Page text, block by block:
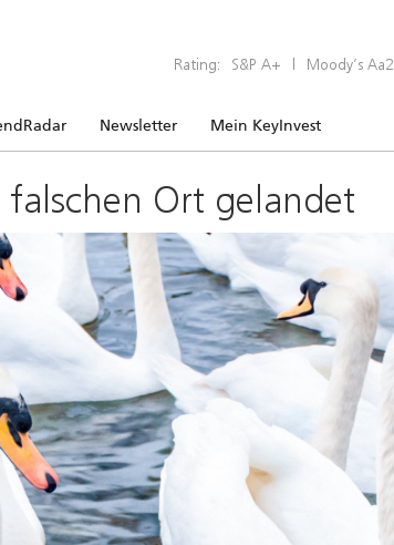
Rating: S&P A+ | Moody’s Aa2
Newsletter Mein KeyInvest
falschen Ort gelandet